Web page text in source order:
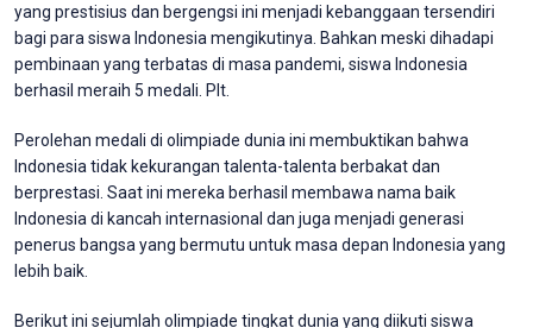
yang prestisius dan bergengsi ini menjadi kebanggaan tersendiri
bagi para siswa Indonesia mengikutinya. Bahkan meski dihadapi
pembinaan yang terbatas di masa pandemi, siswa Indonesia
berhasil meraih 5 medali. Plt.
Perolehan medali di olimpiade dunia ini membuktikan bahwa
Indonesia tidak kekurangan talenta-talenta berbakat dan
berprestasi. Saat ini mereka berhasil membawa nama baik
Indonesia di kancah internasional dan juga menjadi generasi
penerus bangsa yang bermutu untuk masa depan Indonesia yang
lebih baik.
Berikut ini sejumlah olimpiade tingkat dunia yang diikuti siswa